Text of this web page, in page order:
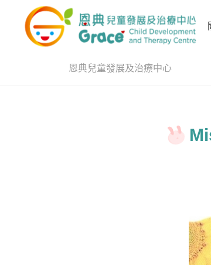
恩典兒童發展及治療中心